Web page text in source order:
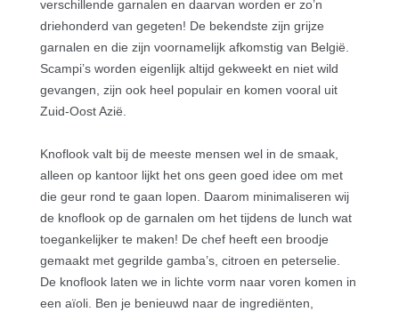
verschillende garnalen en daarvan worden er zo’n
driehonderd van gegeten! De bekendste zijn grijze
garnalen en die zijn voornamelijk afkomstig van België.
Scampi’s worden eigenlijk altijd gekweekt en niet wild
gevangen, zijn ook heel populair en komen vooral uit
Zuid-Oost Azië.
Knoflook valt bij de meeste mensen wel in de smaak,
alleen op kantoor lijkt het ons geen goed idee om met
die geur rond te gaan lopen. Daarom minimaliseren wij
de knoflook op de garnalen om het tijdens de lunch wat
toegankelijker te maken! De chef heeft een broodje
gemaakt met gegrilde gamba’s, citroen en peterselie.
De knoflook laten we in lichte vorm naar voren komen in
een aïoli. Ben je benieuwd naar de ingrediënten,